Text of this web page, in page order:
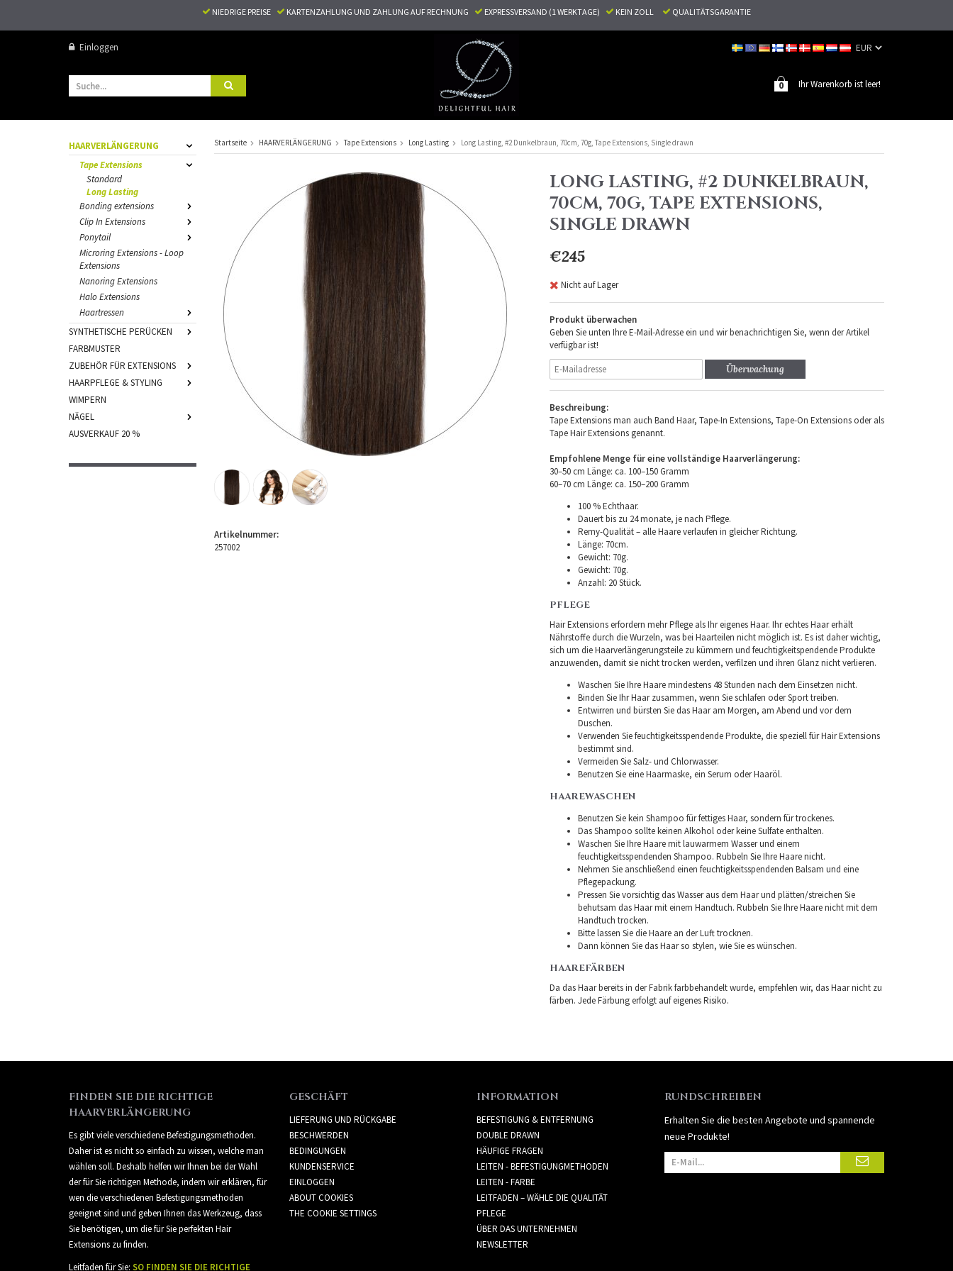
NIEDRIGE PREISE KARTENZAHLUNG UND ZAHLUNG AUF RECHNUNG EXPRESSVERSAND (1 WERKTAGE) KEIN ZOLL QUALITÄTSGARANTIE
Einloggen
Ihr Warenkorb ist leer!
0
HAARVERLÄNGERUNG
Tape Extensions
Standard
Long Lasting
Bonding extensions
Clip In Extensions
Ponytail
Microring Extensions - Loop
Extensions
Nanoring Extensions
Halo Extensions
Haartressen
SYNTHETISCHE PERÜCKEN
FARBMUSTER
ZUBEHÖR FÜR EXTENSIONS
HAARPFLEGE & STYLING
WIMPERN
NÄGEL
AUSVERKAUF 20 %
Startseite HAARVERLÄNGERUNG Tape Extensions Long Lasting Long Lasting, #2 Dunkelbraun, 70cm, 70g, Tape Extensions, Single drawn
LONG LASTING, #2 DUNKELBRAUN,
70CM, 70G, TAPE EXTENSIONS,
SINGLE DRAWN
€245
Nicht auf Lager
Produkt überwachen
Geben Sie unten Ihre E-Mail-Adresse ein und wir benachrichtigen Sie, wenn der Artikel
verfügbar ist!
Überwachung
Beschreibung:
Tape Extensions man auch Band Haar, Tape-In Extensions, Tape-On Extensions oder als
Tape Hair Extensions genannt.
Empfohlene Menge für eine vollständige Haarverlängerung:
30–50 cm Länge: ca. 100–150 Gramm
60–70 cm Länge: ca. 150–200 Gramm
100 % Echthaar.
Dauert bis zu 24 monate, je nach Pflege.
Remy-Qualität – alle Haare verlaufen in gleicher Richtung.
Länge: 70cm.
Gewicht: 70g.
Gewicht: 70g.
Anzahl: 20 Stück.
PFLEGE
Hair Extensions erfordern mehr Pflege als Ihr eigenes Haar. Ihr echtes Haar erhält
Nährstoffe durch die Wurzeln, was bei Haarteilen nicht möglich ist. Es ist daher wichtig,
sich um die Haarverlängerungsteile zu kümmern und feuchtigkeitspendende Produkte
anzuwenden, damit sie nicht trocken werden, verfilzen und ihren Glanz nicht verlieren.
Waschen Sie Ihre Haare mindestens 48 Stunden nach dem Einsetzen nicht.
Binden Sie Ihr Haar zusammen, wenn Sie schlafen oder Sport treiben.
Entwirren und bürsten Sie das Haar am Morgen, am Abend und vor dem
Duschen.
Verwenden Sie feuchtigkeitsspendende Produkte, die speziell für Hair Extensions
bestimmt sind.
Vermeiden Sie Salz- und Chlorwasser.
Benutzen Sie eine Haarmaske, ein Serum oder Haaröl.
HAAREWASCHEN
Benutzen Sie kein Shampoo für fettiges Haar, sondern für trockenes.
Das Shampoo sollte keinen Alkohol oder keine Sulfate enthalten.
Waschen Sie Ihre Haare mit lauwarmem Wasser und einem
feuchtigkeitsspendenden Shampoo. Rubbeln Sie Ihre Haare nicht.
Nehmen Sie anschließend einen feuchtigkeitsspendenden Balsam und eine
Pflegepackung.
Pressen Sie vorsichtig das Wasser aus dem Haar und plätten/streichen Sie
behutsam das Haar mit einem Handtuch. Rubbeln Sie Ihre Haare nicht mit dem
Handtuch trocken.
Bitte lassen Sie die Haare an der Luft trocknen.
Dann können Sie das Haar so stylen, wie Sie es wünschen.
HAAREFÄRBEN
Da das Haar bereits in der Fabrik farbbehandelt wurde, empfehlen wir, das Haar nicht zu
färben. Jede Färbung erfolgt auf eigenes Risiko.
Artikelnummer:
257002
FINDEN SIE DIE RICHTIGE
HAARVERLÄNGERUNG
Es gibt viele verschiedene Befestigungsmethoden.
Daher ist es nicht so einfach zu wissen, welche man
wählen soll. Deshalb helfen wir Ihnen bei der Wahl
der für Sie richtigen Methode, indem wir erklären, für
wen die verschiedenen Befestigungsmethoden
geeignet sind und geben Ihnen das Werkzeug, dass
Sie benötigen, um die für Sie perfekten Hair
Extensions zu finden.
Leitfaden für Sie: SO FINDEN SIE DIE RICHTIGE
GESCHÄFT
LIEFERUNG UND RÜCKGABE
BESCHWERDEN
BEDINGUNGEN
KUNDENSERVICE
EINLOGGEN
ABOUT COOKIES
THE COOKIE SETTINGS
INFORMATION
BEFESTIGUNG & ENTFERNUNG
DOUBLE DRAWN
HÄUFIGE FRAGEN
LEITEN - BEFESTIGUNGMETHODEN
LEITEN - FARBE
LEITFADEN – WÄHLE DIE QUALITÄT
PFLEGE
ÜBER DAS UNTERNEHMEN
NEWSLETTER
RUNDSCHREIBEN
Erhalten Sie die besten Angebote und spannende
neue Produkte!